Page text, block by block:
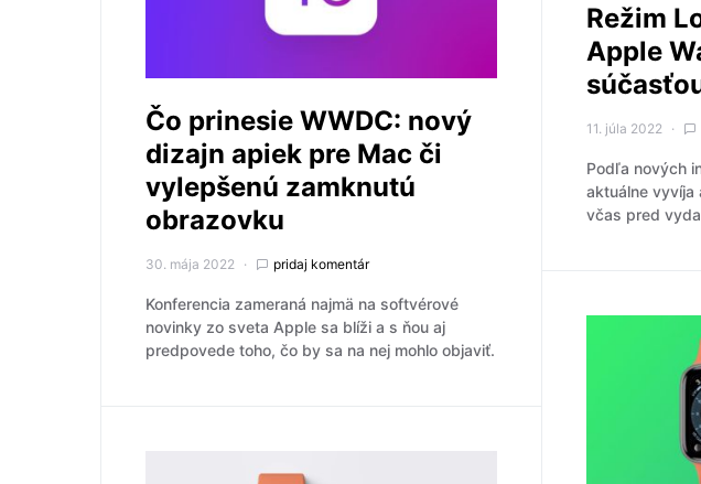
Čo prinesie WWDC: nový
dizajn apiek pre Mac či
vylepšenú zamknutú
obrazovku
30. mája 2022 pridaj komentár
Konferencia zameraná najmä na softvérové
novinky zo sveta Apple sa blíži a s ňou aj
predpovede toho, čo by sa na nej mohlo objaviť.
Režim
Apple
11. júla 2022
Podľa nových
aktuálne vyvíja
včas pred